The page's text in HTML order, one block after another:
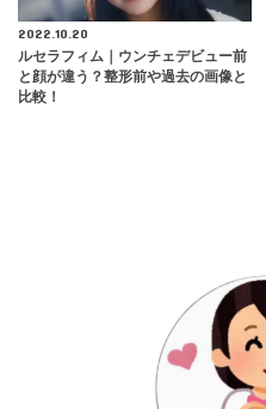
2022.10.20
ルセラフィム｜ウンチェデビュー前
と顔が違う？整形前や過去の画像と
比較！